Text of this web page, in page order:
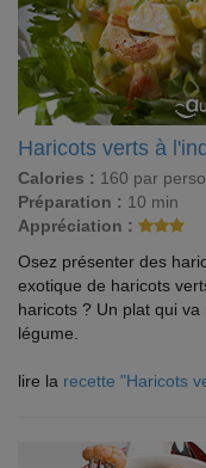
Haricots verts à
Calories : 160 par
Préparation : 10 min
Appréciation :
Osez présenter des
exotique de haricots
haricots ? Un plat qui
légume.
lire la recette "Haricots